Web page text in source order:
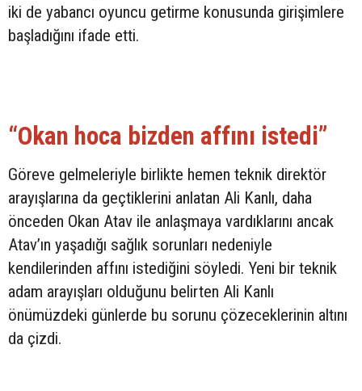
iki de yabancı oyuncu getirme konusunda girişimlere
başladığını ifade etti.
“Okan hoca bizden affını istedi”
Göreve gelmeleriyle birlikte hemen teknik direktör
arayışlarına da geçtiklerini anlatan Ali Kanlı, daha
önceden Okan Atav ile anlaşmaya vardıklarını ancak
Atav’ın yaşadığı sağlık sorunları nedeniyle
kendilerinden affını istediğini söyledi. Yeni bir teknik
adam arayışları olduğunu belirten Ali Kanlı
önümüzdeki günlerde bu sorunu çözeceklerinin altını
da çizdi.